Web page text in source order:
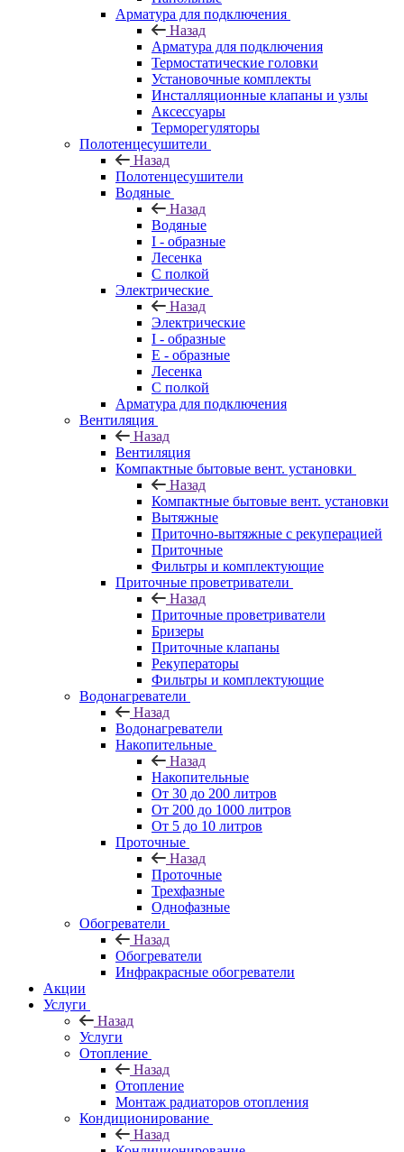
Арматура для подключения
Назад
Арматура для подключения
Термостатические головки
Установочные комплекты
Инсталляционные клапаны и узлы
Аксессуары
Терморегуляторы
Полотенцесушители
Назад
Полотенцесушители
Водяные
Назад
Водяные
I - образные
Лесенка
С полкой
Электрические
Назад
Электрические
I - образные
E - образные
Лесенка
С полкой
Арматура для подключения
Вентиляция
Назад
Вентиляция
Компактные бытовые вент. установки
Назад
Компактные бытовые вент. установки
Вытяжные
Приточно-вытяжные с рекуперацией
Приточные
Фильтры и комплектующие
Приточные проветриватели
Назад
Приточные проветриватели
Бризеры
Приточные клапаны
Рекуператоры
Фильтры и комплектующие
Водонагреватели
Назад
Водонагреватели
Накопительные
Назад
Накопительные
От 30 до 200 литров
От 200 до 1000 литров
От 5 до 10 литров
Проточные
Назад
Проточные
Трехфазные
Однофазные
Обогреватели
Назад
Обогреватели
Инфракрасные обогреватели
Акции
Услуги
Назад
Услуги
Отопление
Назад
Отопление
Монтаж радиаторов отопления
Кондиционирование
Назад